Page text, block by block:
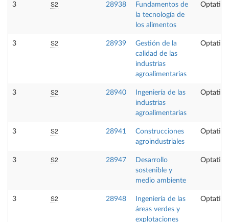
3 S2 28938
Fundamentos de
la tecnología de
los alimentos
Optativa
3 S2 28939
Gestión de la
calidad de las
industrias
agroalimentarias
Optativa
3 S2 28940
Ingeniería de las
industrias
agroalimentarias
Optativa
3 S2 28941
Construcciones
agroindustriales
Optativa
3 S2 28947
Desarrollo
sostenible y
medio ambiente
Optativa
3 S2 28948
Ingeniería de las
áreas verdes y
explotaciones
Optativa